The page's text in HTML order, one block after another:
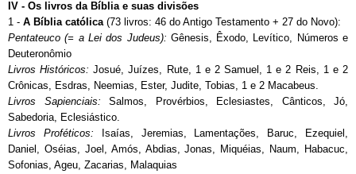
IV - Os livros da Bíblia e suas divisões
1 - A Bíblia católica(73 livros: 46 do Antigo Testamento + 27 do Novo):
Pentateuco (= a Lei dos Judeus): Gênesis, Êxodo, Levítico, Números e
Deuteronômio
Livros Históricos:Josué, Juízes, Rute, 1 e 2 Samuel, 1 e 2 Reis, 1 e 2
Crônicas, Esdras, Neemias, Ester, Judite, Tobias, 1 e 2 Macabeus.
Livros Sapienciais: Salmos, Provérbios, Eclesiastes, Cânticos, Jó,
Sabedoria, Eclesiástico.
Livros Proféticos:
Isaías, Jeremias, Lamentações, Baruc, Ezequiel,
Daniel, Oséias, Joel, Amós, Abdias, Jonas, Miquéias, Naum, Habacuc,
Sofonias, Ageu, Zacarias, Malaquias